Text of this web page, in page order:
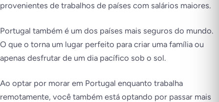
provenientes de trabalhos de países com salários maiores.
Portugal também é um dos países mais seguros do mundo.
O que o torna um lugar perfeito para criar uma família ou
apenas desfrutar de um dia pacífico sob o sol.
Ao optar por morar em Portugal enquanto trabalha
remotamente, você também está optando por passar mais